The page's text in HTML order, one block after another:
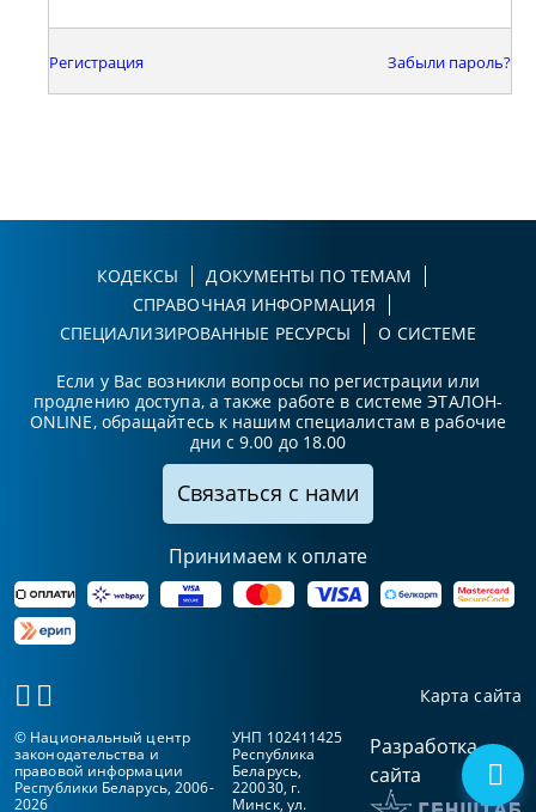
Регистрация Забыли пароль?
КОДЕКСЫ
ДОКУМЕНТЫ ПО ТЕМАМ
СПРАВОЧНАЯ ИНФОРМАЦИЯ
СПЕЦИАЛИЗИРОВАННЫЕ РЕСУРСЫ
О СИСТЕМЕ
Если у Вас возникли вопросы по регистрации или
продлению доступа, а также работе в системе ЭТАЛОН-
ONLINE, обращайтесь к нашим специалистам в рабочие
дни с 9.00 до 18.00
Связаться с нами
Принимаем к оплате
Карта сайта
© Национальный центр
законодательства и
правовой информации
Республики Беларусь, 2006-
2026
УНП 102411425
Республика
Беларусь,
220030, г.
Минск, ул.
Разработка
сайта